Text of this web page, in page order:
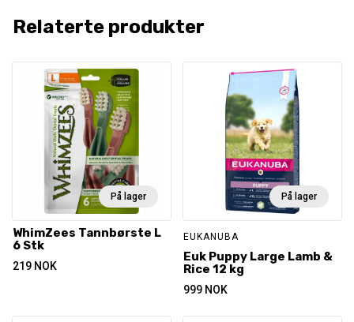
Relaterte produkter
På lager
WhimZees Tannbørste L
6 Stk
219 NOK
På lager
EUKANUBA
Euk Puppy Large Lamb &
Rice 12 kg
999 NOK